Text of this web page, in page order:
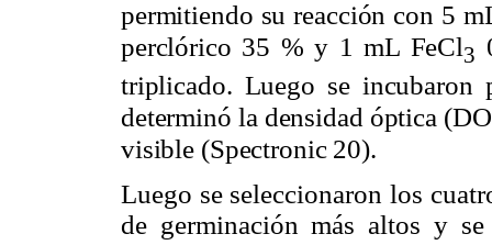
permitiendo su reacción con 5
perclórico 35 % y 1 mL FeCl3
triplicado. Luego se incubaron
determinó la densidad óptica
visible (Spectronic 20).
Luego se seleccionaron los
de germinación más altos y